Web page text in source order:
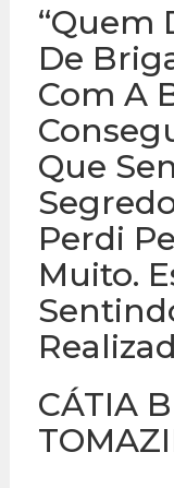
“Quem
De
Com A
Que
Perdi
Muito.
CÁTIA